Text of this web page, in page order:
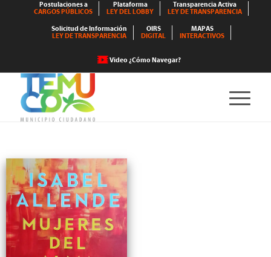
Postulaciones a
CARGOS PÚBLICOS
Plataforma
LEY DEL LOBBY
Transparencia Activa
LEY DE TRANSPARENCIA
Solicitud de Información
LEY DE TRANSPARENCIA
OIRS
DIGITAL
MAPAS
INTERACTIVOS
Video ¿Cómo Navegar?